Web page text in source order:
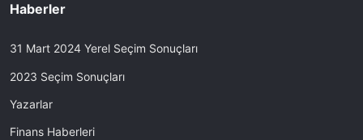
Haberler
31 Mart 2024 Yerel Seçim Sonuçları
2023 Seçim Sonuçları
Yazarlar
Finans Haberleri